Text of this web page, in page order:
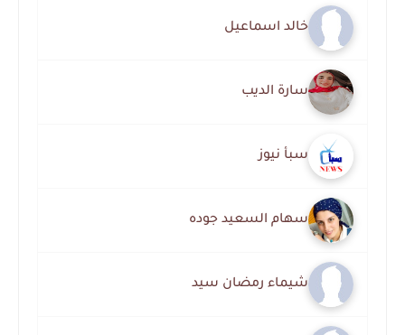
خالد اسماعيل
سارة الديب
سبأ نيوز
سهام السعيد جوده
شيماء رمضان سيد